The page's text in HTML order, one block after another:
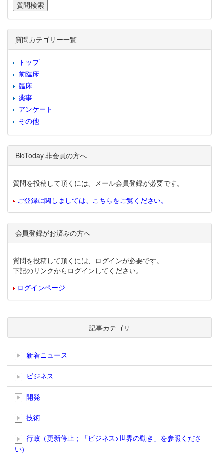
質問カテゴリー一覧
トップ
前臨床
臨床
薬事
アンケート
その他
BioToday 非会員の方へ
質問を投稿して頂くには、メール会員登録が必要です。
ご登録に関しましては、こちらをご覧ください。
会員登録がお済みの方へ
質問を投稿して頂くには、ログインが必要です。
下記のリンクからログインしてください。
ログインページ
記事カテゴリ
新着ニュース
ビジネス
開発
技術
行政（更新停止；「ビジネス>世界の動き」を参照くださ
い）